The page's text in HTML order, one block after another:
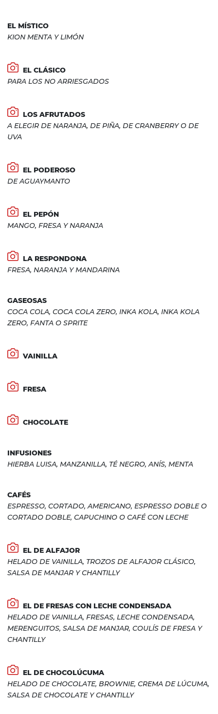
EL MÍSTICO
KION MENTA Y LIMÓN
EL CLÁSICO
PARA LOS NO ARRIESGADOS
LOS AFRUTADOS
A ELEGIR DE NARANJA, DE PIÑA, DE CRANBERRY O DE
UVA
EL PODEROSO
DE AGUAYMANTO
EL PEPÓN
MANGO, FRESA Y NARANJA
LA RESPONDONA
FRESA, NARANJA Y MANDARINA
GASEOSAS
COCA COLA, COCA COLA ZERO, INKA KOLA, INKA KOLA
ZERO, FANTA O SPRITE
VAINILLA
FRESA
CHOCOLATE
INFUSIONES
HIERBA LUISA, MANZANILLA, TÉ NEGRO, ANÍS, MENTA
CAFÉS
ESPRESSO, CORTADO, AMERICANO, ESPRESSO DOBLE O
CORTADO DOBLE, CAPUCHINO O CAFÉ CON LECHE
EL DE ALFAJOR
HELADO DE VAINILLA, TROZOS DE ALFAJOR CLÁSICO,
SALSA DE MANJAR Y CHANTILLY
EL DE FRESAS CON LECHE CONDENSADA
HELADO DE VAINILLA, FRESAS, LECHE CONDENSADA,
MERENGUITOS, SALSA DE MANJAR, COULÍS DE FRESA Y
CHANTILLY
EL DE CHOCOLÚCUMA
HELADO DE CHOCOLATE, BROWNIE, CREMA DE LÚCUMA,
SALSA DE CHOCOLATE Y CHANTILLY